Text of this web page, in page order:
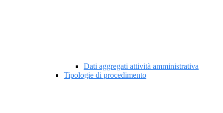
Dati aggregati attività amministrativa
Tipologie di procedimento